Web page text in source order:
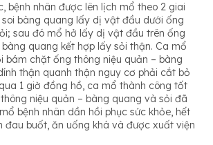
bệnh nhân được lên lịch mổ theo 2 giai
bàng quang lấy dị vật đầu dưới ống
sau đó mổ hở lấy dị vật đầu trên ống
quang kết hợp lấy sỏi thận. Ca mổ
bám chặt ống thông niệu quản – bàng
thận quanh thận nguy cơ phải cắt bỏ
1 giờ đồng hồ, ca mổ thành công tốt
niệu quản – bàng quang và sỏi đã
bệnh nhân dần hồi phục sức khỏe, hết
đau buốt, ăn uống khá và được xuất viện